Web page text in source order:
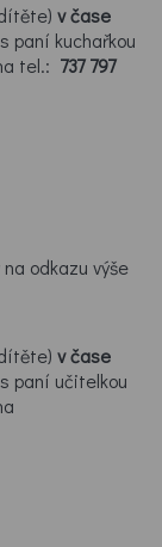
v čase
paní kuchařkou
tel.: 737 797
odkazu výše
v čase
paní učitelkou